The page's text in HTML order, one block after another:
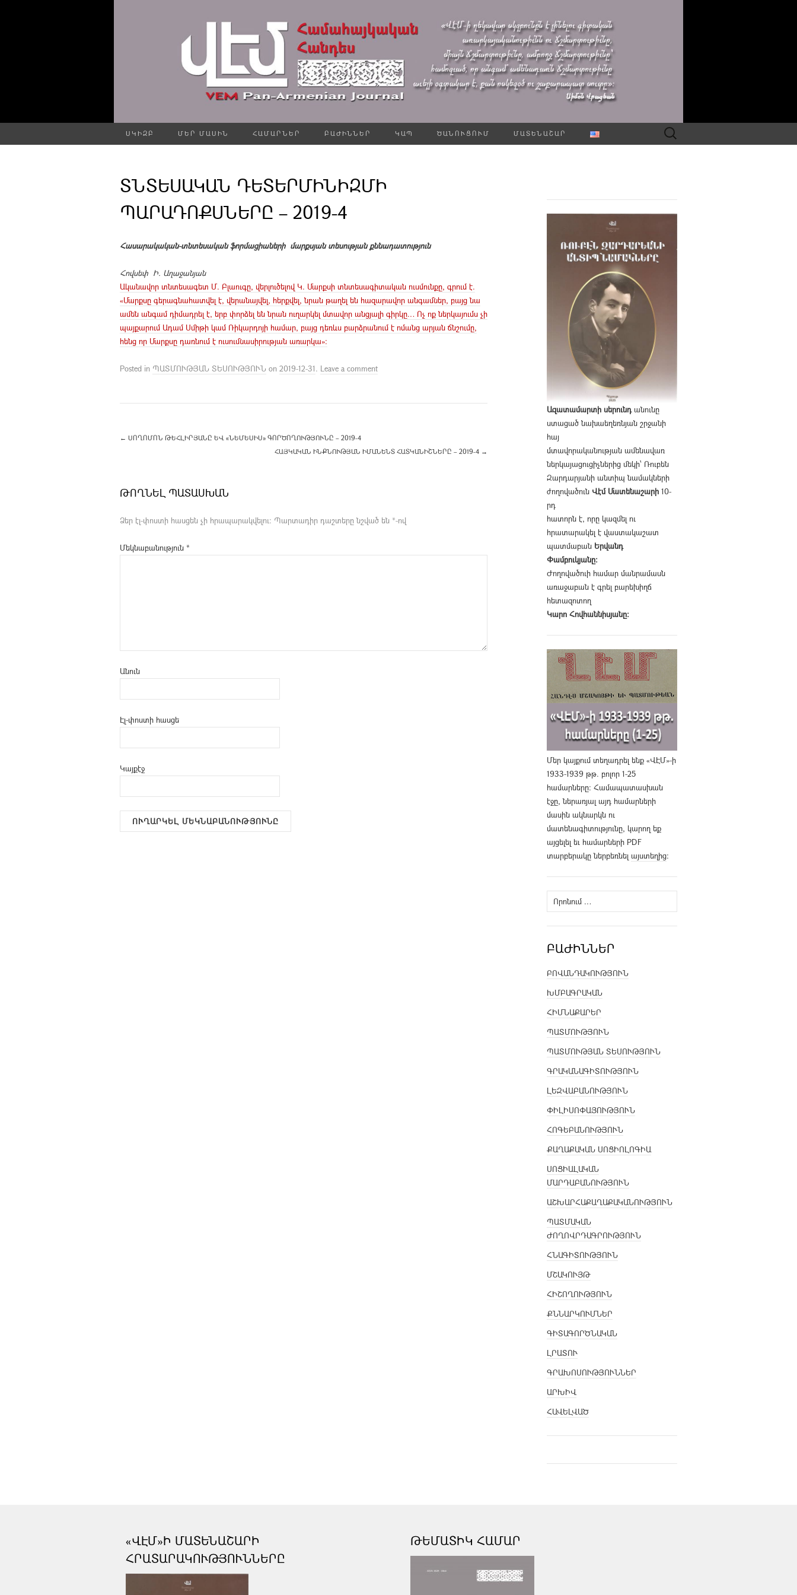
ՍԿԻԶԲ ՄԵՐ ՄԱՍԻՆ ՀԱՄԱՐՆԵՐ ԲԱԺԻՆՆԵՐ ԿԱՊ ԾԱՆՈՒՑՈՒՄ ՄԱՏԵՆԱՇԱՐ Որոնել՝
ՏՆՏԵՍԱԿԱՆ ԴԵՏԵՐՄԻՆԻԶՄԻ
ՊԱՐԱԴՈՔՍՆԵՐԸ – 2019-4
Հասարակական-տնտեսական ֆորմացիաների մարքսյան տեսության քննադատություն
Հովսեփ Ի. Աղաջանյան
Ականավոր տնտեսագետ Մ. Բլաուգը, վերլուծելով Կ. Մարքսի տնտեսագիտական ուսմունքը, գրում է.
«Մարքսը գերագնահատվել է, վերանայվել, հերքվել, նրան թաղել են հազարավոր անգամներ, բայց նա
ամեն անգամ դիմադրել է, երբ փորձել են նրան ուղարկել մտավոր անցյալի գիրկը… Ոչ ոք ներկայումս չի
պայքարում Ադամ Սմիթի կամ Ռիկարդոյի համար, բայց դեռևս բարձրանում է ոմանց արյան ճնշումը,
հենց որ Մարքսը դառնում է ուսումնասիրության առարկա»:
Posted in ՊԱՏՄՈՒԹՅԱՆ ՏԵՍՈՒԹՅՈՒՆ on 2019-12-31. Leave a comment
← ՍՈՂՈՄՈՆ ԹԵՀԼԻՐՅԱՆԸ ԵՎ «ՆԵՄԵՍԻՍ» ԳՈՐԾՈՂՈՒԹՅՈՒՆԸ – 2019-4
ՀԱՅԿԱԿԱՆ ԻՆՔՆՈՒԹՅԱՆ ԻՄԱՆԵՆՏ ՀԱՏԿԱՆԻՇՆԵՐԸ – 2019-4 →
ԹՈՂՆԵԼ ՊԱՏԱՍԽԱՆ
Ձեր էլ-փոստի հասցեն չի հրապարակվելու։ Պարտադիր դաշտերը նշված են *-ով
Մեկնաբանություն *
Անուն
Էլ-փոստի հասցե
Կայքէջ
Ազատամարտի սերունդանունը
ստացած նախաեղեռնյան շրջանի
հայ
մտավորականության ամենավառ
ներկայացուցիչներից մեկի՝ Ռուբեն
Զարդարյանի անտիպ նամակների
ժողովածուն Վէմ Մատենաշարի 10-
րդ
հատորն է, որը կազմել ու
հրատարակել է վաստակաշատ
պատմաբան Երվանդ
Փամբուկյանը։
Ժողովածուի համար մանրամասն
առաջաբան է գրել բարեխիղճ
հետազոտող
Կարո Հովհաննիսյանը։
Մեր կայքում տեղադրել ենք «ՎԷՄ»-ի
1933-1939 թթ. բոլոր 1-25
համարները։ Համապատասխան
էջը, ներառյալ այդ համարների
մասին ակնարկն ու
մատենագիտությունը, կարող եք
այցելել եւ համարների PDF
տարբերակը ներբեռնել այստեղից։
Որոնել՝
ԲԱԺԻՆՆԵՐ
ԲՈՎԱՆԴԱԿՈՒԹՅՈՒՆ
ԽՄԲԱԳՐԱԿԱՆ
ՀԻՄՆԱՔԱՐԵՐ
ՊԱՏՄՈՒԹՅՈՒՆ
ՊԱՏՄՈՒԹՅԱՆ ՏԵՍՈՒԹՅՈՒՆ
ԳՐԱԿԱՆԱԳԻՏՈՒԹՅՈՒՆ
ԼԵԶՎԱԲԱՆՈՒԹՅՈՒՆ
ՓԻԼԻՍՈՓԱՅՈՒԹՅՈՒՆ
ՀՈԳԵԲԱՆՈՒԹՅՈՒՆ
ՔԱՂԱՔԱԿԱՆ ՍՈՑԻՈԼՈԳԻԱ
ՍՈՑԻԱԼԱԿԱՆ
ՄԱՐԴԱԲԱՆՈՒԹՅՈՒՆ
ԱՇԽԱՐՀԱՔԱՂԱՔԱԿԱՆՈՒԹՅՈՒՆ
ՊԱՏՄԱԿԱՆ
ԺՈՂՈՎՐԴԱԳՐՈՒԹՅՈՒՆ
ՀՆԱԳԻՏՈՒԹՅՈՒՆ
ՄՇԱԿՈՒՅԹ
ՀԻՇՈՂՈՒԹՅՈՒՆ
ՔՆՆԱՐԿՈՒՄՆԵՐ
ԳԻՏԱԳՈՐԾՆԱԿԱՆ
ԼՐԱՏՈՒ
ԳՐԱԽՈՍՈՒԹՅՈՒՆՆԵՐ
ԱՐԽԻՎ
ՀԱՎԵԼՎԱԾ
«ՎԷՄ»Ի ՄԱՏԵՆԱՇԱՐԻ
ՀՐԱՏԱՐԱԿՈՒԹՅՈՒՆՆԵՐԸ
ԹԵՄԱՏԻԿ ՀԱՄԱՐ